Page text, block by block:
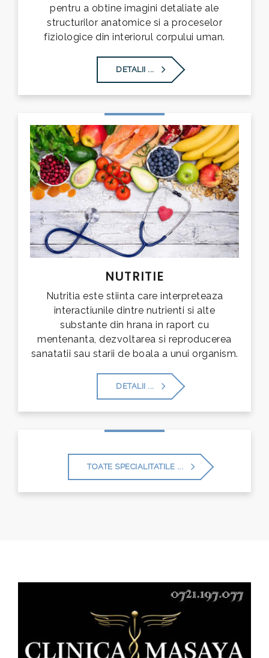
pentru a obtine imagini detaliate ale
structurilor anatomice si a proceselor
fiziologice din interiorul corpului uman.
DETALII ...
NUTRITIE
Nutritia este stiinta care interpreteaza
interactiunile dintre nutrienti si alte
substante din hrana in raport cu
mentenanta, dezvoltarea si reproducerea
sanatatii sau starii de boala a unui organism.
DETALII ...
TOATE SPECIALITATILE ...